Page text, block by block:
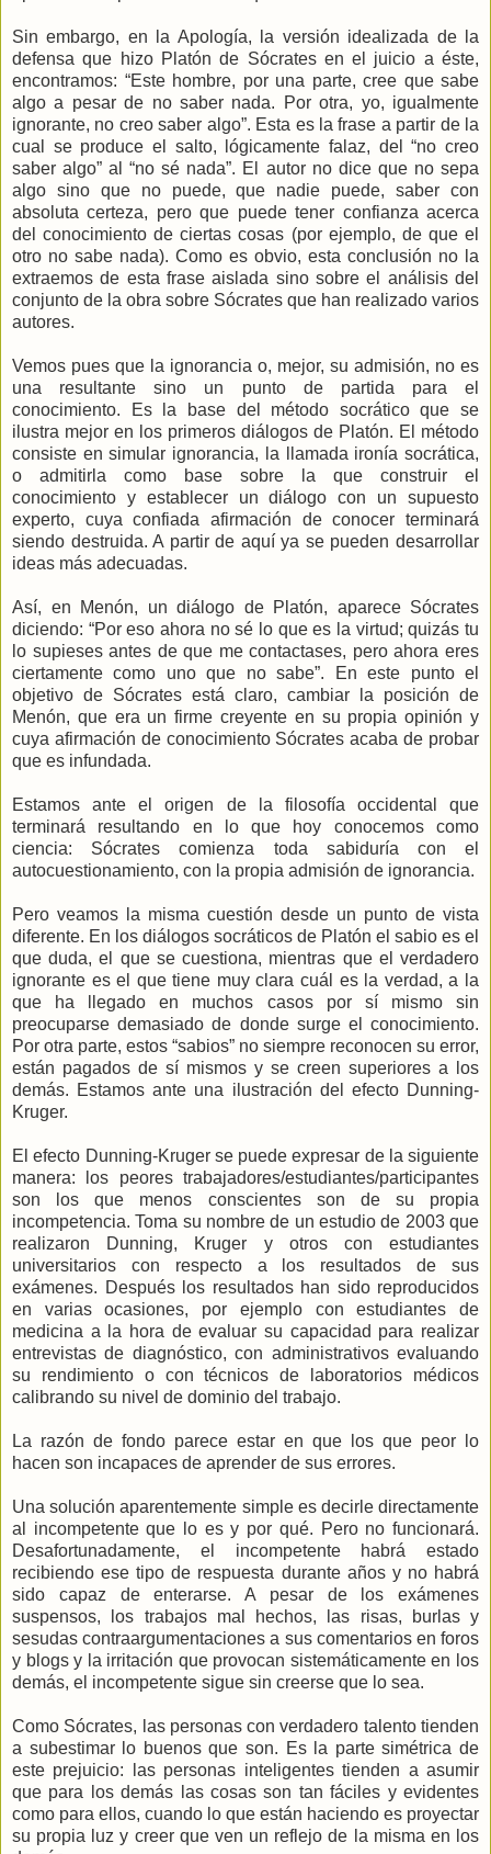
Sin embargo, en la Apología, la versión idealizada de la
defensa que hizo Platón de Sócrates en el juicio a éste,
encontramos: “Este hombre, por una parte, cree que sabe
algo a pesar de no saber nada. Por otra, yo, igualmente
ignorante, no creo saber algo”. Esta es la frase a partir de la
cual se produce el salto, lógicamente falaz, del “no creo
saber algo” al “no sé nada”. El autor no dice que no sepa
algo sino que no puede, que nadie puede, saber con
absoluta certeza, pero que puede tener confianza acerca
del conocimiento de ciertas cosas (por ejemplo, de que el
otro no sabe nada). Como es obvio, esta conclusión no la
extraemos de esta frase aislada sino sobre el análisis del
conjunto de la obra sobre Sócrates que han realizado varios
autores.
Vemos pues que la ignorancia o, mejor, su admisión, no es
una resultante sino un punto de partida para el
conocimiento. Es la base del método socrático que se
ilustra mejor en los primeros diálogos de Platón. El método
consiste en simular ignorancia, la llamada ironía socrática,
o admitirla como base sobre la que construir el
conocimiento y establecer un diálogo con un supuesto
experto, cuya confiada afirmación de conocer terminará
siendo destruida. A partir de aquí ya se pueden desarrollar
ideas más adecuadas.
Así, en Menón, un diálogo de Platón, aparece Sócrates
diciendo: “Por eso ahora no sé lo que es la virtud; quizás tu
lo supieses antes de que me contactases, pero ahora eres
ciertamente como uno que no sabe”. En este punto el
objetivo de Sócrates está claro, cambiar la posición de
Menón, que era un firme creyente en su propia opinión y
cuya afirmación de conocimiento Sócrates acaba de probar
que es infundada.
Estamos ante el origen de la filosofía occidental que
terminará resultando en lo que hoy conocemos como
ciencia: Sócrates comienza toda sabiduría con el
autocuestionamiento, con la propia admisión de ignorancia.
Pero veamos la misma cuestión desde un punto de vista
diferente. En los diálogos socráticos de Platón el sabio es el
que duda, el que se cuestiona, mientras que el verdadero
ignorante es el que tiene muy clara cuál es la verdad, a la
que ha llegado en muchos casos por sí mismo sin
preocuparse demasiado de donde surge el conocimiento.
Por otra parte, estos “sabios” no siempre reconocen su error,
están pagados de sí mismos y se creen superiores a los
demás. Estamos ante una ilustración del efecto Dunning-
Kruger.
El efecto Dunning-Kruger se puede expresar de la siguiente
manera: los peores trabajadores/estudiantes/participantes
son los que menos conscientes son de su propia
incompetencia. Toma su nombre de un estudio de 2003 que
realizaron Dunning, Kruger y otros con estudiantes
universitarios con respecto a los resultados de sus
exámenes. Después los resultados han sido reproducidos
en varias ocasiones, por ejemplo con estudiantes de
medicina a la hora de evaluar su capacidad para realizar
entrevistas de diagnóstico, con administrativos evaluando
su rendimiento o con técnicos de laboratorios médicos
calibrando su nivel de dominio del trabajo.
La razón de fondo parece estar en que los que peor lo
hacen son incapaces de aprender de sus errores.
Una solución aparentemente simple es decirle directamente
al incompetente que lo es y por qué. Pero no funcionará.
Desafortunadamente, el incompetente habrá estado
recibiendo ese tipo de respuesta durante años y no habrá
sido capaz de enterarse. A pesar de los exámenes
suspensos, los trabajos mal hechos, las risas, burlas y
sesudas contraargumentaciones a sus comentarios en foros
y blogs y la irritación que provocan sistemáticamente en los
demás, el incompetente sigue sin creerse que lo sea.
Como Sócrates, las personas con verdadero talento tienden
a subestimar lo buenos que son. Es la parte simétrica de
este prejuicio: las personas inteligentes tienden a asumir
que para los demás las cosas son tan fáciles y evidentes
como para ellos, cuando lo que están haciendo es proyectar
su propia luz y creer que ven un reflejo de la misma en los